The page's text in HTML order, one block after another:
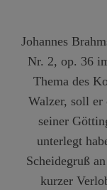
Johannes
Nr. 2, op. 36
Thema des
Walzer, soll er
seiner
unterlegt
Scheidegruß
kurzer